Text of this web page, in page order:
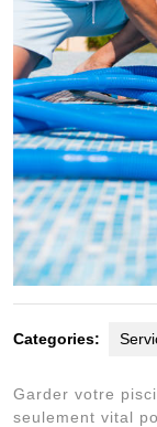
Categories:
Garder votre
seulement vital